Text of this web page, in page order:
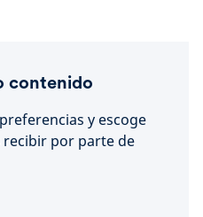
contenido
y escoge
por parte de